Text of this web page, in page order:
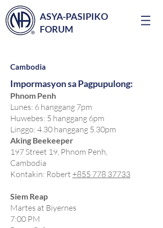
ASYA-PASIPIKO
FORUM
Cambodia
Impormasyon sa Pagpupulong:
Phnom Penh
Lunes: 6 hanggang 7pm
Huwebes: 5 hanggang 6pm
Linggo: 4.30 hanggang 5.30pm
Aking Beekeeper
197 Street 19, Phnom Penh,
Cambodia
Kontakin: Robert +855 778 37733
Siem Reap
Martes at Biyernes
7:00 PM